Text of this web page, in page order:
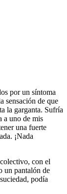
por un síntoma
sensación de que
la garganta. Sufría
a uno de mis
una fuerte
¡Nada
con el
un pantalón de
podía